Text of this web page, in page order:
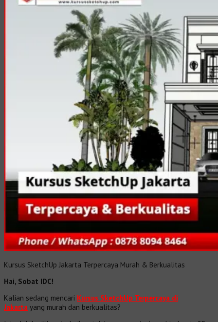
Kursus SketchUp Jakarta Terpercaya Murah & Berkualitas
Hai, Sobat IDC!
Kalian sedang mencari Kursus SketchUp Terpercaya di
Jakarta yang murah dan berkualitas?